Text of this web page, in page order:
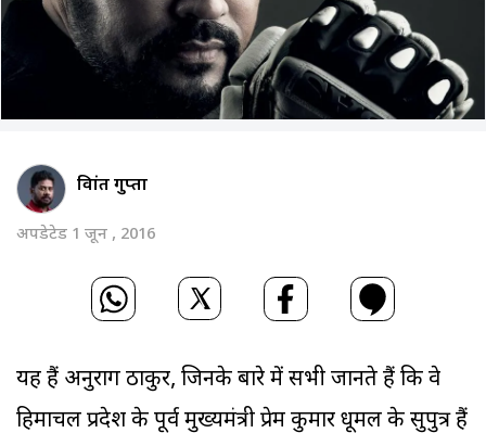
विक्रांत गुप्ता
अपडेटेड 1 जून , 2016
यह हैं अनुराग ठाकुर, जिनके बारे में सभी जानते हैं कि वे
हिमाचल प्रदेश के पूर्व मुख्यमंत्री प्रेम कुमार धूमल के सुपुत्र हैं